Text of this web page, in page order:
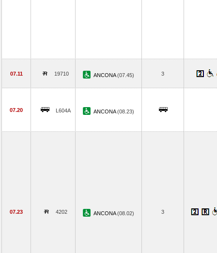
07.11 19710 ANCONA(07.45) 3
07.20 L604A ANCONA(08.23)
07.23 4202 ANCONA(08.02) 3